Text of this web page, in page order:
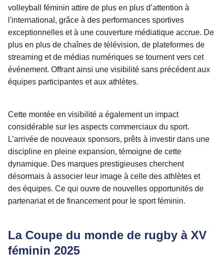
volleyball féminin attire de plus en plus d’attention à
l'international, grâce à des performances sportives
exceptionnelles et à une couverture médiatique accrue. De
plus en plus de chaînes de télévision, de plateformes de
streaming et de médias numériques se tournent vers cet
événement. Offrant ainsi une visibilité sans précédent aux
équipes participantes et aux athlètes.
Cette montée en visibilité a également un impact
considérable sur les aspects commerciaux du sport.
L’arrivée de nouveaux sponsors, prêts à investir dans une
discipline en pleine expansion, témoigne de cette
dynamique. Des marques prestigieuses cherchent
désormais à associer leur image à celle des athlètes et
des équipes. Ce qui ouvre de nouvelles opportunités de
partenariat et de financement pour le sport féminin.
La Coupe du monde de rugby à XV
féminin 2025